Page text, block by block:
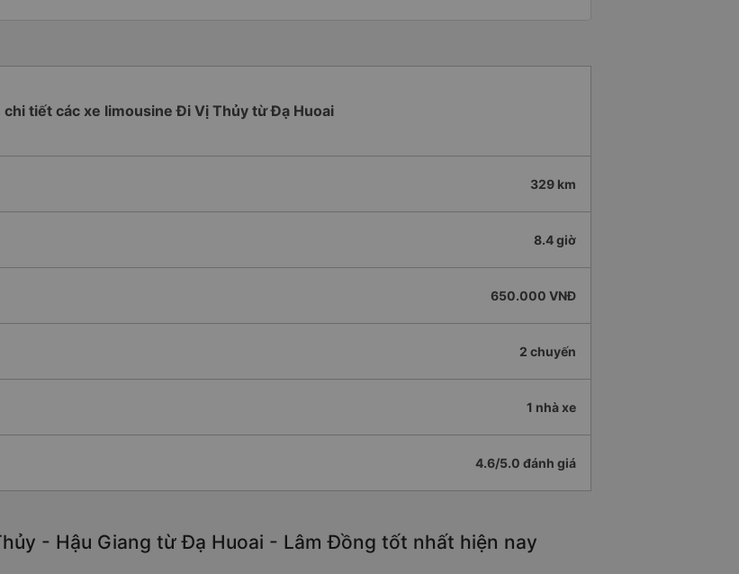
chi tiết các xe limousine Đi Vị Thủy từ Đạ Huoai
329 km
8.4 giờ
650.000 VNĐ
2 chuyến
1 nhà xe
4.6/5.0 đánh giá
- Hậu Giang từ Đạ Huoai - Lâm Đồng tốt nhất hiện nay